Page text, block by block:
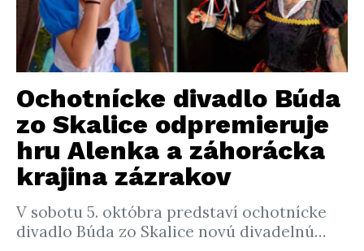
Ochotnícke divadlo Búda
zo Skalice odpremieruje
hru Alenka a záhorácka
krajina zázrakov
V sobotu 5. októbra predstaví ochotnícke
divadlo Búda zo Skalice novú divadelnú…